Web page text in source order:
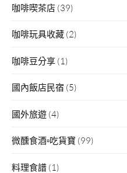
咖啡喫茶店 (39)
咖啡玩具收藏 (2)
咖啡豆分享 (1)
國內飯店民宿 (5)
國外旅遊 (4)
微醺食酒▫吃貨寶 (99)
料理食譜 (1)